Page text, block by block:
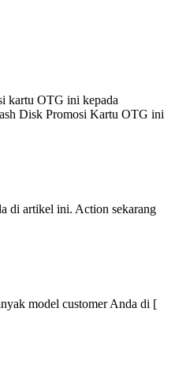
kartu OTG ini kepada
Disk Promosi Kartu OTG ini
di artikel ini. Action sekarang
model customer Anda di [